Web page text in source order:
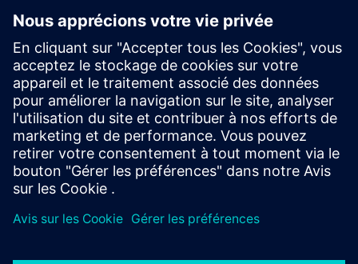
d'avion en matériaux composites
Webinaire| L'industrie 4.0 pour le développement
d'aérostructures composites
Écouter
Podcast | Conception structurelle d'eVTOL à l'aide de
matériaux composites et de fabrication additive